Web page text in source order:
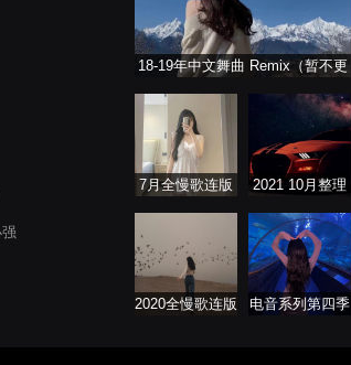
18-19年中文舞曲 Remix（暂不更
7月全慢歌连版
2021 10月整理
2020全慢歌连版
电音系列第四季